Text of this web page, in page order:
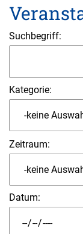
Suchbegriff:
Kategorie:
Zeitraum:
Datum: